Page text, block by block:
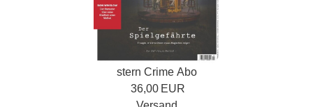
stern Crime Abo
36,00 EUR